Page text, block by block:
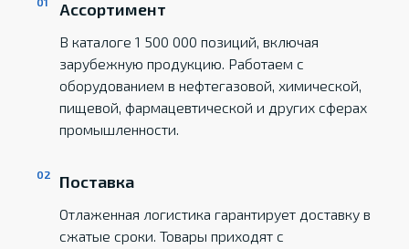
Ассортимент
В каталоге 1 500 000 позиций, включая
зарубежную продукцию. Работаем с
оборудованием в нефтегазовой, химической,
пищевой, фармацевтической и других сферах
промышленности.
Поставка
Отлаженная логистика гарантирует доставку в
сжатые сроки. Товары приходят с